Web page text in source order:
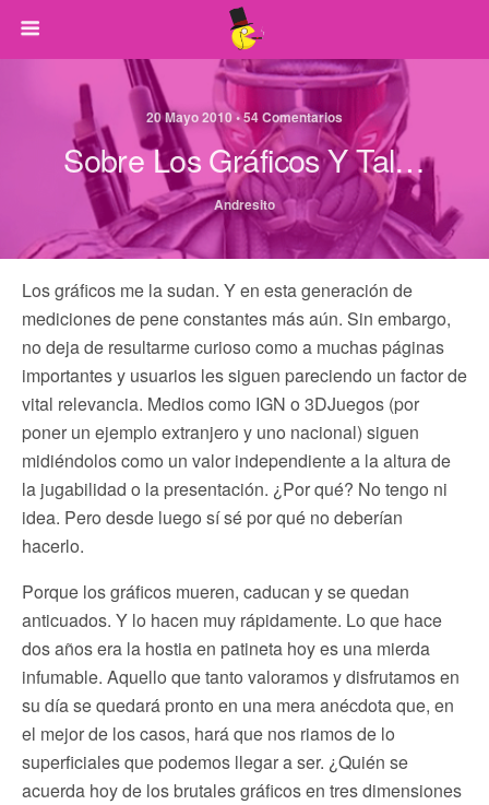
20 Mayo 2010 • 54 Comentarios
Sobre Los Gráficos Y Tal…
Andresito
Los gráficos me la sudan. Y en esta generación de
mediciones de pene constantes más aún. Sin embargo,
no deja de resultarme curioso como a muchas páginas
importantes y usuarios les siguen pareciendo un factor de
vital relevancia. Medios como IGN o 3DJuegos (por
poner un ejemplo extranjero y uno nacional) siguen
midiéndolos como un valor independiente a la altura de
la jugabilidad o la presentación. ¿Por qué? No tengo ni
idea. Pero desde luego sí sé por qué no deberían
hacerlo.
Porque los gráficos mueren, caducan y se quedan
anticuados. Y lo hacen muy rápidamente. Lo que hace
dos años era la hostia en patineta hoy es una mierda
infumable. Aquello que tanto valoramos y disfrutamos en
su día se quedará pronto en una mera anécdota que, en
el mejor de los casos, hará que nos riamos de lo
superficiales que podemos llegar a ser. ¿Quién se
acuerda hoy de los brutales gráficos en tres dimensiones